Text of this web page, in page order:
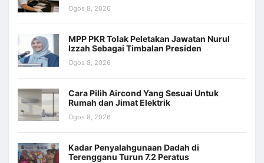
Ogos 8, 2026
MPP PKR Tolak Peletakan Jawatan Nurul
Izzah Sebagai Timbalan Presiden
Ogos 8, 2026
Cara Pilih Aircond Yang Sesuai Untuk
Rumah dan Jimat Elektrik
Ogos 8, 2026
Kadar Penyalahgunaan Dadah di
Terengganu Turun 7.2 Peratus